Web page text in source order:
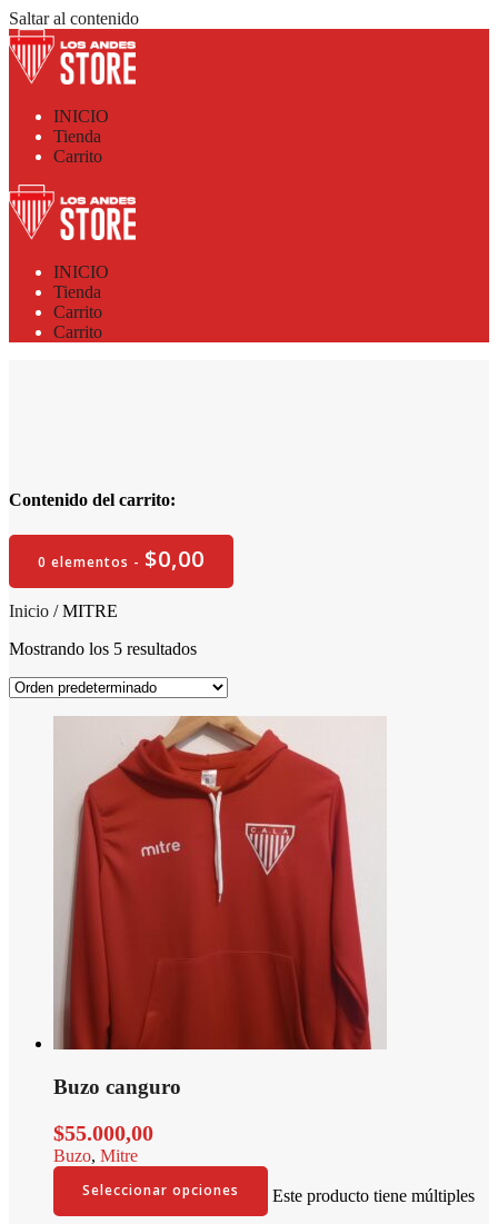
Saltar al contenido
INICIO
Tienda
Carrito
INICIO
Tienda
Carrito
Carrito
Contenido del carrito:
0 elementos - $0,00
Inicio / MITRE
Mostrando los 5 resultados
Buzo canguro
$55.000,00
Buzo, Mitre
Seleccionar opciones
Este producto tiene múltiples